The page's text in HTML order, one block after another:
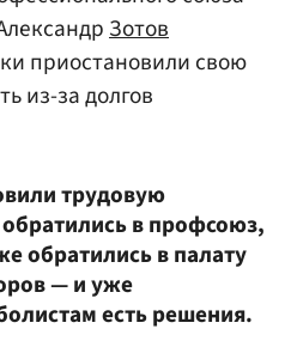
Зотов
приостановили свою
из-за долгов
трудовую
в профсоюз,
обратились в палату
— и уже
есть решения.